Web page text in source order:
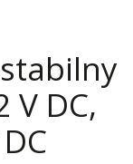
V DC,